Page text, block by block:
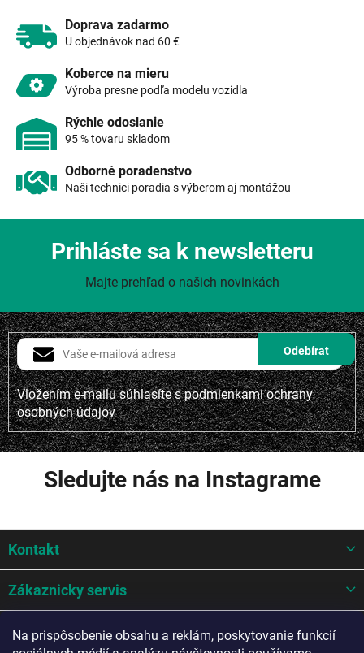
Na prispôsobenie obsahu a reklám, poskytovanie funkcií
s
Doprava zadarmo
U objednávok nad 60 €
Koberce na mieru
Výroba presne podľa modelu vozidla
Rýchle odoslanie
95 % tovaru skladom
Odborné poradenstvo
Naši technici poradia s výberom aj montážou
Vložením e-mailu súhlasíte spodmienkami ochrany
osobných údajov
Prihláste sa k newsletteru
Majte prehľad o našich novinkách
Sledujte nás na Instagrame
p
t
Kontakt
Zákaznicky servis
Mohlo by sa hodit